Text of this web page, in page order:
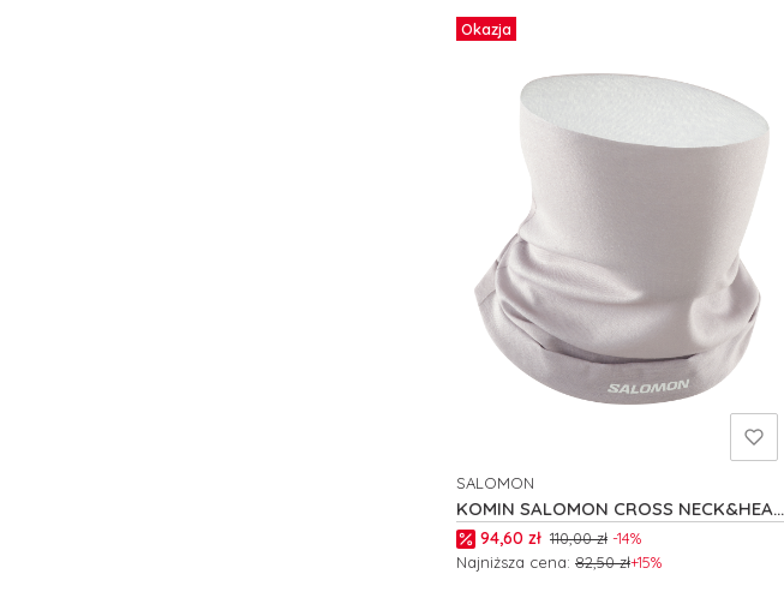
Okazja
KOMIN SALOMON CROSS NECK&HEAD
C24279
PRODUCENT
SALOMON
Cena promocyjna
94,60 zł 110,00 zł -14%
Najniższa cena: 82,50 zł+15%